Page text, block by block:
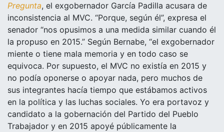
Pregunta, el exgobernador García Padilla acusara de
inconsistencia al MVC. “Porque, según él”, expresa el
senador “nos opusimos a una medida similar cuando él
la propuso en 2015.” Según Bernabe, “el exgobernador
miente o tiene mala memoria y en todo caso se
equivoca. Por supuesto, el MVC no existía en 2015 y
no podía oponerse o apoyar nada, pero muchos de
sus integrantes hacía tiempo que estábamos activos
en la política y las luchas sociales. Yo era portavoz y
candidato a la gobernación del Partido del Pueblo
Trabajador y en 2015 apoyé públicamente la